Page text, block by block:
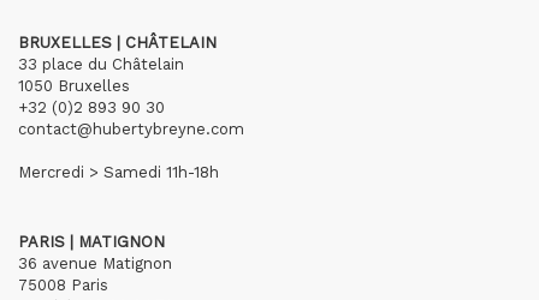
BRUXELLES | CHÂTELAIN
33 place du Châtelain
1050 Bruxelles
+32 (0)2 893 90 30
contact@hubertybreyne.com
Mercredi > Samedi 11h-18h
PARIS | MATIGNON
36 avenue Matignon
75008 Paris